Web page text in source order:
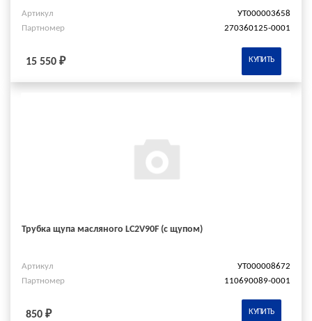
Артикул
УТ000003658
Партномер
270360125-0001
15 550 ₽ КУПИТЬ
Трубка щупа масляного LC2V90F (с щупом)
Артикул
УТ000008672
Партномер
110690089-0001
850 ₽ КУПИТЬ